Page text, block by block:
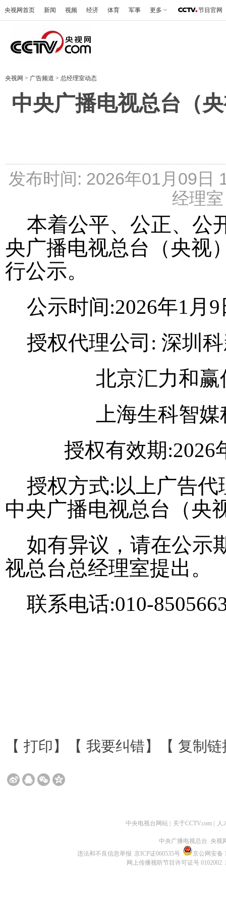
央视网首页 新闻 视频 经济 体育 军事 更多 节目官网
央视网 > 广告频道 > 总经理室动态
中央广播电视总台（
发布时间: 2026年01月09日
经理
本着公平、公正、公
央广播电视总台（央视
行公示。
公示时间 :2026年1 月 9
授权代理公司 : 深圳
北京汇力和
上海生科智
授权有效期:2026
授权方式:以上广告代
中央广播电视总台（央
如有异议，请在公示
视总台总经理室提出。
联系电话:010-
【 打印 】【 我要纠错】【 复制链
中央电视台网站 关于CCTV.com 人
中央广播电视总台 央视
违法和不良信息举报 京ICP证060535号
京公网安备
网上传播视听节目许可证号 0102002